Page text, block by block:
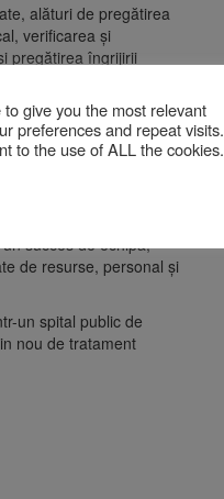
alături de pregătirea
verificarea și
pregătirea îngrijirii
de dublu by-pass,
ATI Cristian
esențial în
succes de echipă,
de resurse, personal și
un spital public de
nou de tratament
give you the most relevant
preferences and repeat visits.
to the use of ALL the cookies.